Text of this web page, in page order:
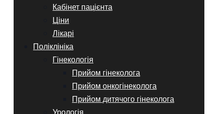
Кабінет пацієнта
Ціни
Лікарі
Поліклініка
Гінекологія
Прийом гінеколога
Прийом онкогінеколога
Прийом дитячого гінеколога